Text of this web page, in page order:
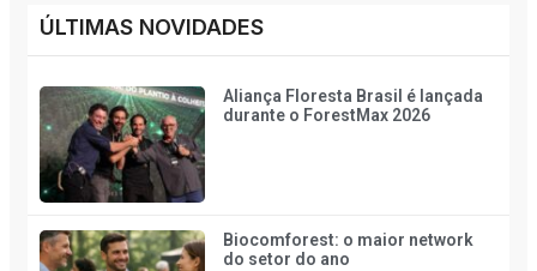
ÚLTIMAS NOVIDADES
Aliança Floresta Brasil é lançada
durante o ForestMax 2026
Biocomforest: o maior network
do setor do ano